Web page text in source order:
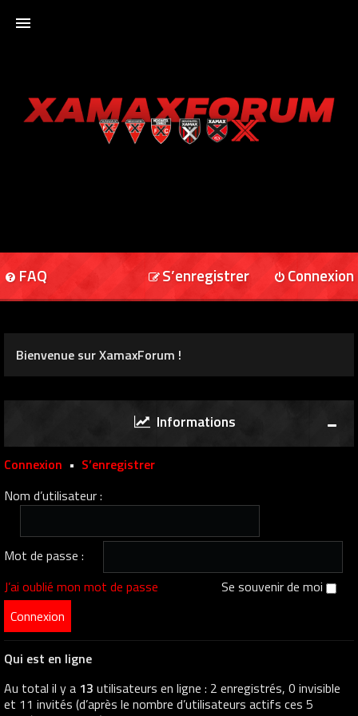
XAMAXFORUM
FAQ Connexion
S’enregistrer
Bienvenue sur XamaxForum !
Informations
Connexion • S’enregistrer
Nom d’utilisateur :
Mot de passe :
J’ai oublié mon mot de passe
Se souvenir de moi
Qui est en ligne
Au total il y a 13 utilisateurs en ligne : 2 enregistrés, 0 invisible
et 11 invités (d’après le nombre d’utilisateurs actifs ces 5